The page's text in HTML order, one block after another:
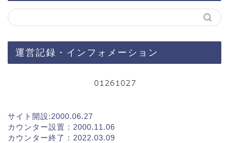
運営記録・インフォメーション
サイト開設:2000.06.27
カウンター設置：2000.11.06
カウンター終了：2022.03.09